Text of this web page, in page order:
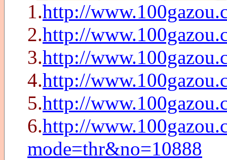
1.http://
2.http://
3.http://
4.http://
5.http://
6.http://
mode=thr&no=10888